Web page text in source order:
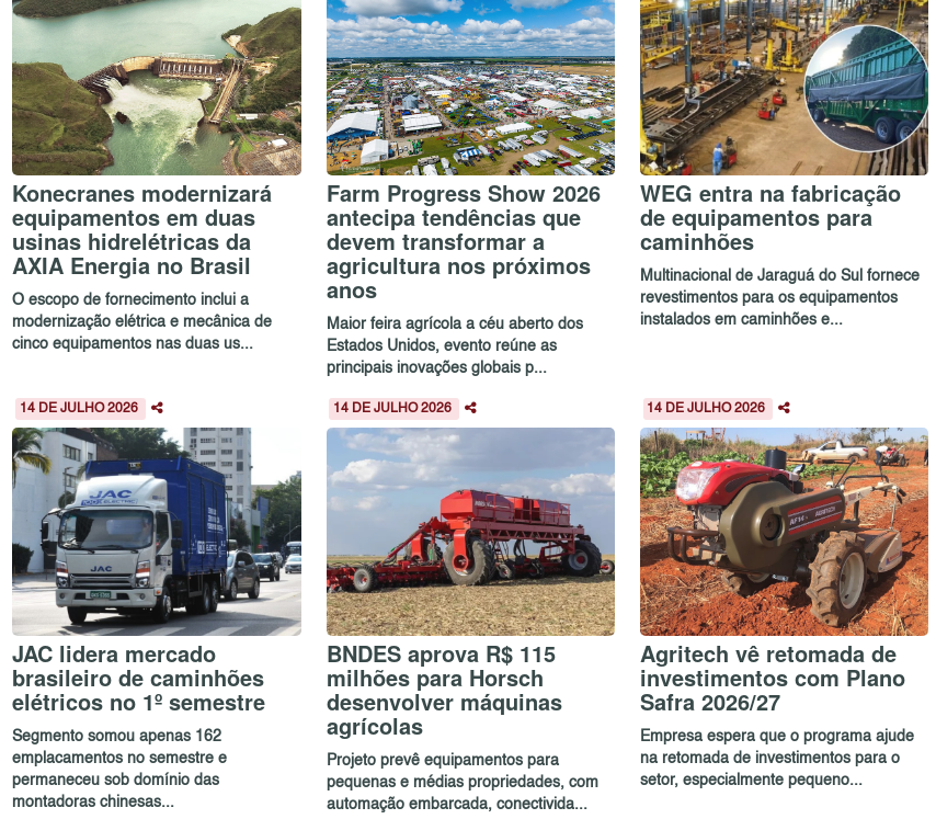
Konecranes modernizará
equipamentos em duas
usinas hidrelétricas da
AXIA Energia no Brasil
O escopo de fornecimento inclui a
modernização elétrica e mecânica de
cinco equipamentos nas duas us...
Farm Progress Show 2026
antecipa tendências que
devem transformar a
agricultura nos próximos
anos
Maior feira agrícola a céu aberto dos
Estados Unidos, evento reúne as
principais inovações globais p...
WEG entra na fabricação
de equipamentos para
caminhões
Multinacional de Jaraguá do Sul fornece
revestimentos para os equipamentos
instalados em caminhões e...
14 DE JULHO 2026
JAC lidera mercado
brasileiro de caminhões
elétricos no 1º semestre
Segmento somou apenas 162
emplacamentos no semestre e
permaneceu sob domínio das
montadoras chinesas...
14 DE JULHO 2026
BNDES aprova R$ 115
milhões para Horsch
desenvolver máquinas
agrícolas
Projeto prevê equipamentos para
pequenas e médias propriedades, com
automação embarcada, conectivida...
14 DE JULHO 2026
Agritech vê retomada de
investimentos com Plano
Safra 2026/27
Empresa espera que o programa ajude
na retomada de investimentos para o
setor, especialmente pequeno...